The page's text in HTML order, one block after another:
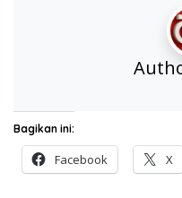
Bagikan ini:
Facebook X